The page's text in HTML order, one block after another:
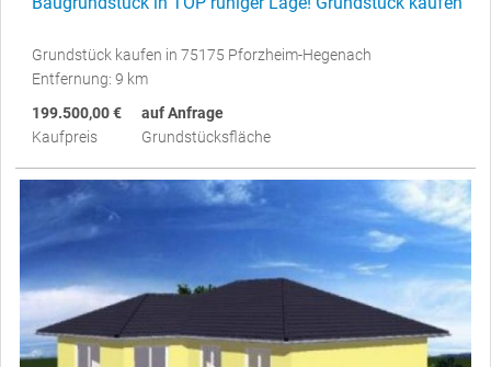
Grundstück kaufen in 75175 Pforzheim-Hegenach
Entfernung: 9 km
199.500,00 €
Kaufpreis
auf Anfrage
Grundstücksfläche